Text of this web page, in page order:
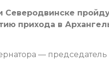
Северодвинске
прихода в
—